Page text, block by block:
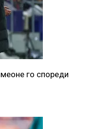
го спореди